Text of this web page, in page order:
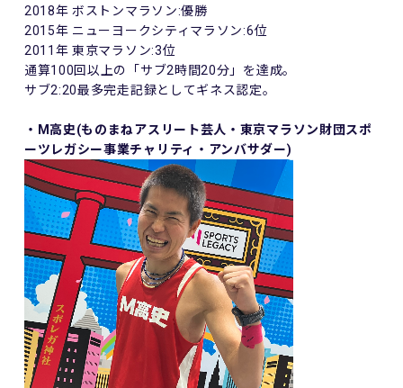
2018年 ボストンマラソン:優勝
2015年 ニューヨークシティマラソン:6位
2011年 東京マラソン:3位
通算100回以上の「サブ2時間20分」を達成。
サブ2:20最多完走記録としてギネス認定。
・M高史(ものまねアスリート芸人・東京マラソン財団スポ
ーツレガシー事業チャリティ・アンバサダー)